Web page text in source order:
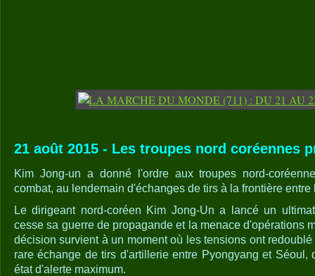
21 août 2015 - Les troupes nord coréennes
Kim Jong-un a donné l'ordre aux troupes nord-
combat, au lendemain d'échanges de tirs à la frontière entre
Le dirigeant nord-coréen Kim Jong-Un a lancé un
cesse sa guerre de propagande et la menace d'opérations
décision survient à un moment où les tensions ont
rare échange de tirs d'artillerie entre Pyongyang et Séoul,
état d'alerte maximum.